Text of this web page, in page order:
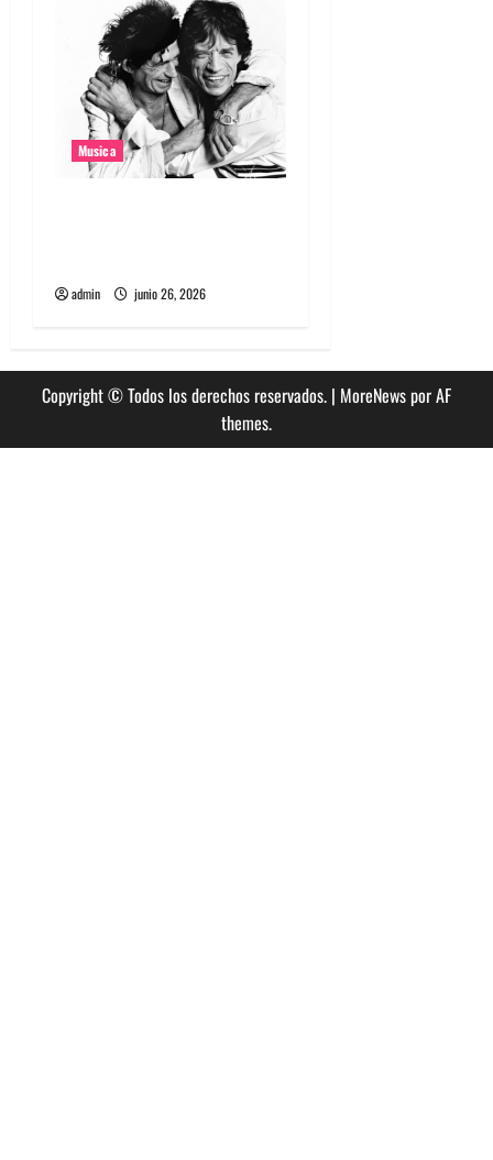
Musica
admin junio 26, 2026
Copyright © Todos los derechos reservados. | MoreNewspor AF
themes.